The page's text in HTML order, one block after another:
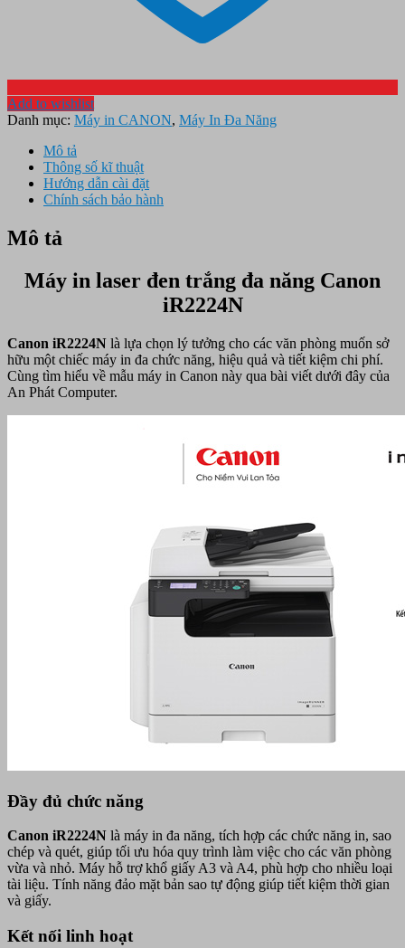
Add to wishlist
Danh mục: Máy in CANON, Máy In Đa Năng
Mô tả
Thông số kĩ thuật
Hướng dẫn cài đặt
Chính sách bảo hành
Mô tả
Máy in laser đen trắng đa năng Canon
iR2224N
Canon iR2224N là lựa chọn lý tưởng cho các văn phòng muốn sở
hữu một chiếc máy in đa chức năng, hiệu quả và tiết kiệm chi phí.
Cùng tìm hiểu về mẫu máy in Canon này qua bài viết dưới đây của
An Phát Computer.
Đầy đủ chức năng
Canon iR2224N là máy in đa năng, tích hợp các chức năng in, sao
chép và quét, giúp tối ưu hóa quy trình làm việc cho các văn phòng
vừa và nhỏ. Máy hỗ trợ khổ giấy A3 và A4, phù hợp cho nhiều loại
tài liệu. Tính năng đảo mặt bản sao tự động giúp tiết kiệm thời gian
và giấy.
Kết nối linh hoạt